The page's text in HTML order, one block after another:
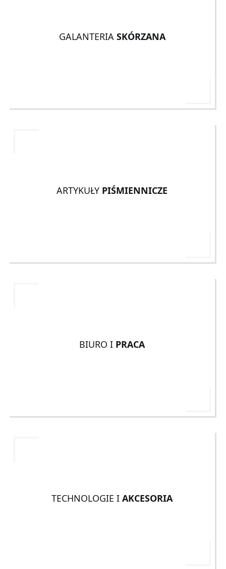
GALANTERIA SKÓRZANA
ARTYKUŁY PIŚMIENNICZE
BIURO I PRACA
TECHNOLOGIE IAKCESORIA